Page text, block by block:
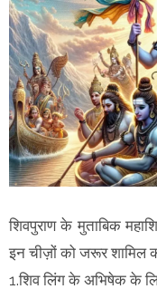
शिवपुराण के मुताबिक
इन चीज़ों को जरूर शामिल
1.शिव लिंग के अभिषेक के